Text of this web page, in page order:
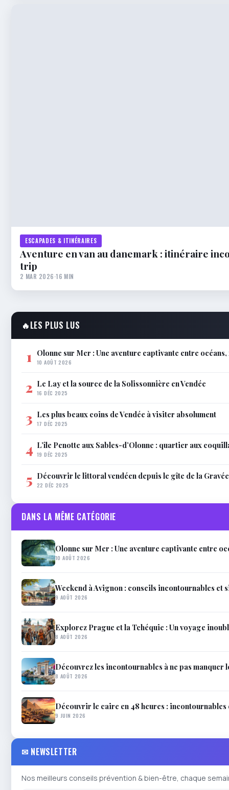
ESCAPADES & ITINÉRAIRES
Aventure en van au danemark : itinéraire
trip
2 MAR 2026·16 MIN
🔥LES PLUS LUS
1 Olonne sur Mer : Une aventure captivante entre
10 AOÛT 2026
2 Le Lay et la source de la Solissonnière en Vendée
16 DÉC 2025
3 Les plus beaux coins de Vendée à visiter absolument
17 DÉC 2025
4 L’île Penotte aux Sables-d’Olonne : quartier aux
19 DÉC 2025
5 Découvrir le littoral vendéen depuis le gîte de la Gravée
22 DÉC 2025
DANS LA MÊME CATÉGORIE
Olonne sur Mer : Une aventure captivante entre
10 AOÛT 2026
Weekend à Avignon : conseils incontournables et
9 AOÛT 2026
Explorez Prague et la Tchéquie : Un voyage
8 AOÛT 2026
Découvrez les incontournables à ne pas manquer
8 AOÛT 2026
Découvrir le caire en 48 heures : incontournables
9 JUIN 2026
✉ NEWSLETTER
Nos meilleurs conseils prévention & bien-être, chaque